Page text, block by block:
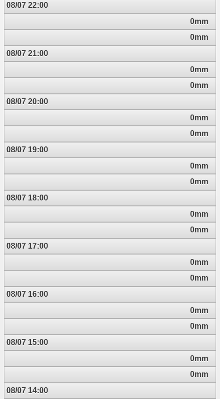
08/07 22:00
0mm
0mm
08/07 21:00
0mm
0mm
08/07 20:00
0mm
0mm
08/07 19:00
0mm
0mm
08/07 18:00
0mm
0mm
08/07 17:00
0mm
0mm
08/07 16:00
0mm
0mm
08/07 15:00
0mm
0mm
08/07 14:00